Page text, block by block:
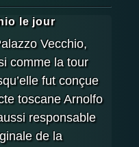
le jour
Vecchio,
comme la tour
fut conçue
toscane Arnolfo
responsable
de la